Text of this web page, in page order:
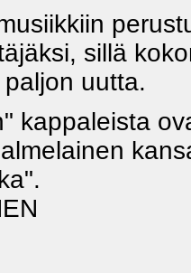
sillä
uutta.
kappaleista